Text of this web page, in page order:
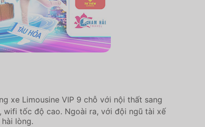
xe Limousine VIP 9 chỗ với nội thất sang
wifi tốc độ cao. Ngoài ra, với đội ngũ tài xế
lòng.